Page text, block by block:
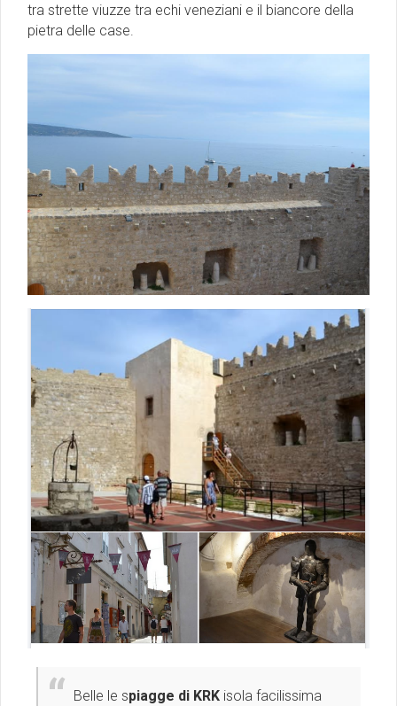
tra strette viuzze tra echi veneziani e il biancore della
pietra delle case.
Belle le spiagge di KRK isola facilissima